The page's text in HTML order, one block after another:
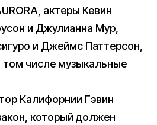
актеры Кевин
и Джулианна Мур,
и Джеймс Паттерсон,
том числе музыкальные
Калифорнии Гэвин
который должен